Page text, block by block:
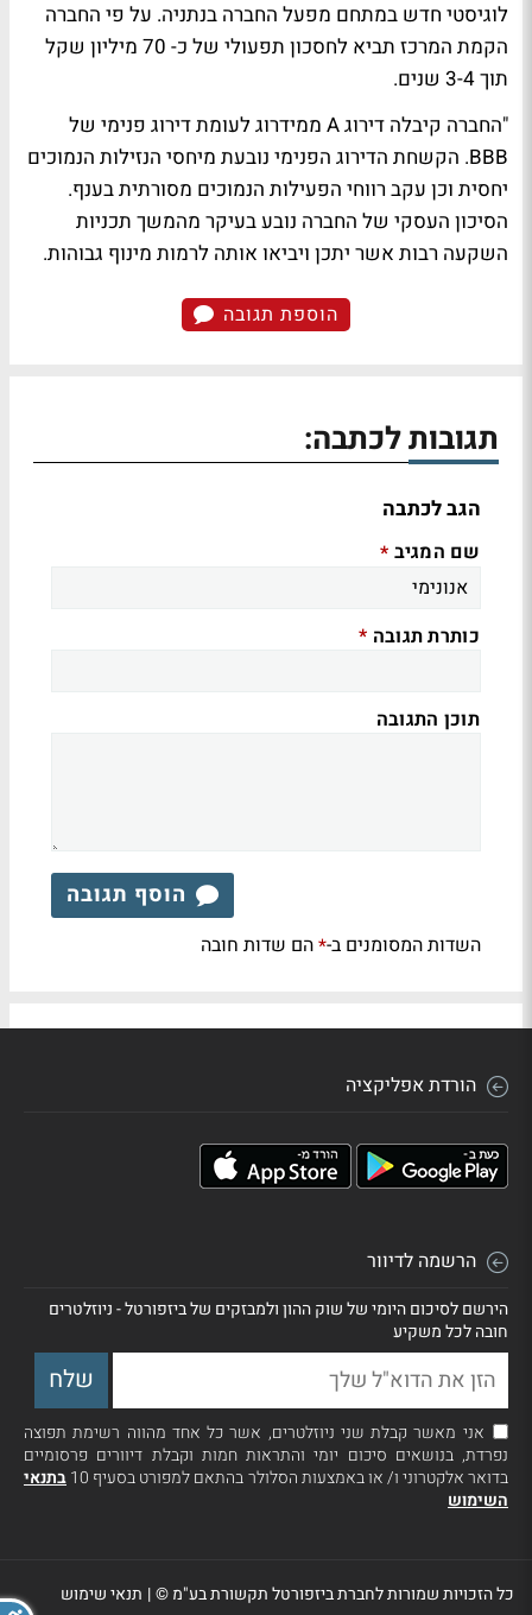
לוגיסטי חדש במתחם מפעל החברה בנתניה. על פי החברה
הקמת המרכז תביא לחסכון תפעולי של כ- 70 מיליון שקל
תוך 3-4 שנים.
"החברה קיבלה דירוג A ממידרוג לעומת דירוג פנימי של
BBB. הקשחת הדירוג הפנימי נובעת מיחסי הנזילות הנמוכים
יחסית וכן עקב רווחי הפעילות הנמוכים מסורתית בענף.
הסיכון העסקי של החברה נובע בעיקר מהמשך תכניות
השקעה רבות אשר יתכן ויביאו אותה לרמות מינוף גבוהות.
הוספת תגובה
תגובות לכתבה:
הגב לכתבה
שם המגיב *
כותרת תגובה *
תוכן התגובה
הוסף תגובה
השדות המסומנים ב-*הם שדות חובה
הורדת אפליקציה
הרשמה לדיוור
הירשם לסיכום היומי של שוק ההון ולמבזקים של ביזפורטל - ניוזלטרים
חובה לכל משקיע
אני מאשר קבלת שני ניוזלטרים, אשר כל אחד מהווה רשימת תפוצה
נפרדת, בנושאים סיכום יומי והתראות חמות וקבלת דיוורים פרסומיים
בדואר אלקטרוני ו/ או באמצעות הסלולר בהתאם למפורט בסעיף 10
בתנאי
השימוש
כל הזכויות שמורות לחברת ביזפורטל תקשורת בע"מ ©| תנאי שימוש